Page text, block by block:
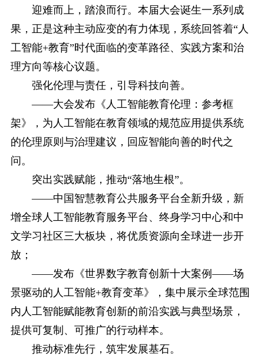
迎难而上，踏浪而行。本届大会诞生一系列成
果，正是这种主动应变的有力体现，系统回答着“人
工智能+教育”时代面临的变革路径、实践方案和治
理方向等核心议题。
强化伦理与责任，引导科技向善。
——大会发布《人工智能教育伦理：参考框
架》，为人工智能在教育领域的规范应用提供系统
的伦理原则与治理建议，回应智能向善的时代之
问。
突出实践赋能，推动“落地生根”。
——中国智慧教育公共服务平台全新升级，新
增全球人工智能教育服务平台、终身学习中心和中
文学习社区三大板块，将优质资源向全球进一步开
放；
——发布《世界数字教育创新十大案例——场
景驱动的人工智能+教育变革》，集中展示全球范围
内人工智能赋能教育创新的前沿实践与典型场景，
提供可复制、可推广的行动样本。
推动标准先行，筑牢发展基石。